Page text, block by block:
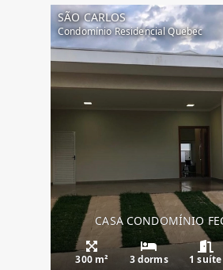
SÃO CARLOS
Condomínio Residencial Quebec
CASA CONDOMÍNIO
300 m² 3 dorms 1 suíte